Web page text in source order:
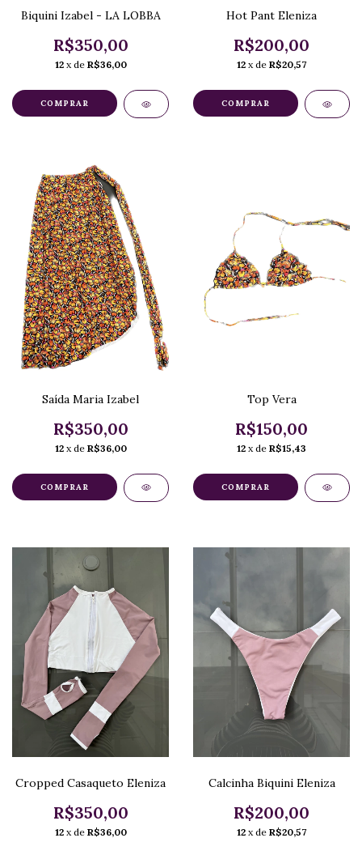
Biquini Izabel - LA LOBBA
R$350,00
12 x de R$36,00
COMPRAR
Hot Pant Eleniza
R$200,00
12 x de R$20,57
COMPRAR
Saída Maria Izabel
R$350,00
12 x de R$36,00
COMPRAR
Top Vera
R$150,00
12 x de R$15,43
COMPRAR
Cropped Casaqueto Eleniza
R$350,00
12 x de R$36,00
Calcinha Biquini Eleniza
R$200,00
12 x de R$20,57